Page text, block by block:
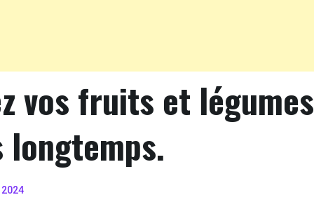
vos fruits et légumes